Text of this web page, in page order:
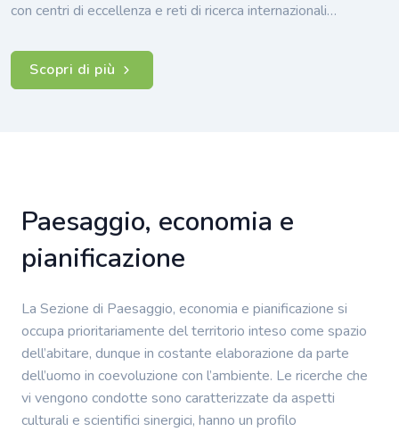
con centri di eccellenza e reti di ricerca internazionali…
Scopri di più
Paesaggio, economia e
pianificazione
La Sezione di Paesaggio, economia e pianificazione si
occupa prioritariamente del territorio inteso come spazio
dell’abitare, dunque in costante elaborazione da parte
dell’uomo in coevoluzione con l’ambiente. Le ricerche che
vi vengono condotte sono caratterizzate da aspetti
culturali e scientifici sinergici, hanno un profilo